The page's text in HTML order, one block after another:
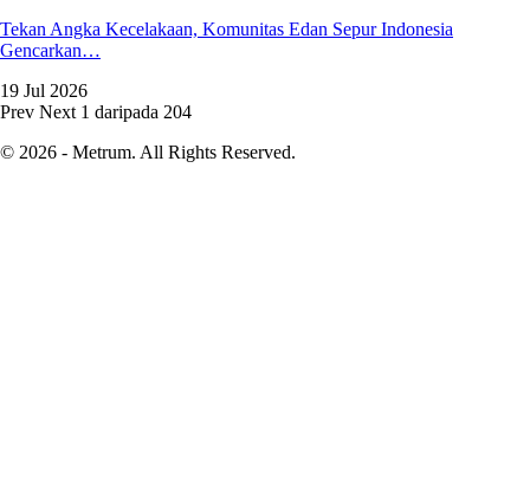
Tekan Angka Kecelakaan, Komunitas Edan Sepur Indonesia
Gencarkan…
19 Jul 2026
Prev Next 1 daripada 204
© 2026 - Metrum. All Rights Reserved.